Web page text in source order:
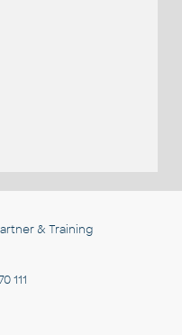
& Training
111